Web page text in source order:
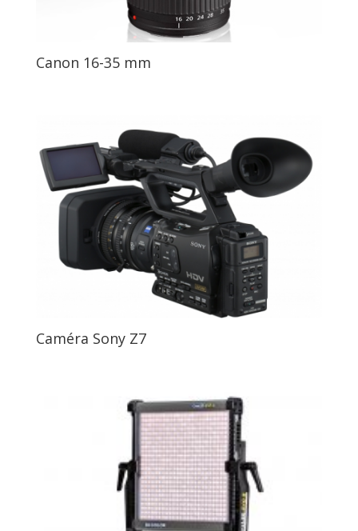
Canon 16-35 mm
Caméra Sony Z7